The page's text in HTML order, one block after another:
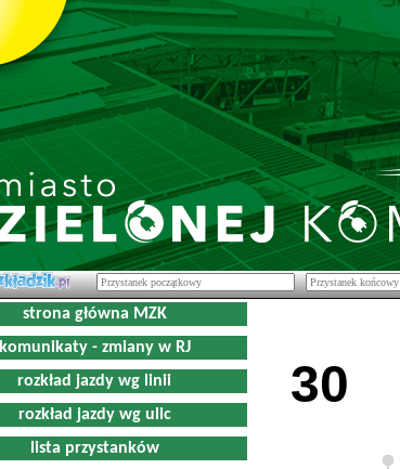
strona główna MZK
komunikaty - zmiany w RJ
rozkład jazdy wg linii
rozkład jazdy wg ulic
lista przystanków
30